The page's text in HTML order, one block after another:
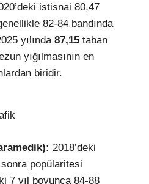
istisnai 80,47
82-84 bandında
yılında 87,15 taban
yığılmasının en
biridir.
2018’deki
popülaritesi
7 yıl boyunca 84-88